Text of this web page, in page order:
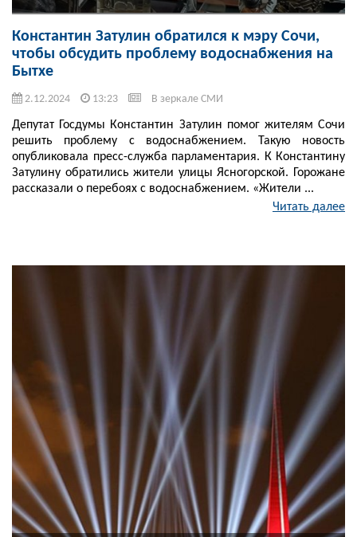
Константин Затулин обратился к мэру Сочи,
чтобы обсудить проблему водоснабжения на
Бытхе
2.12.2024 13:23 В зеркале СМИ
Депутат Госдумы Константин Затулин помог жителям Сочи
решить проблему с водоснабжением. Такую новость
опубликовала пресс-служба парламентария. К Константину
Затулину обратились жители улицы Ясногорской. Горожане
рассказали о перебоях с водоснабжением. «Жители ...
Читать далее